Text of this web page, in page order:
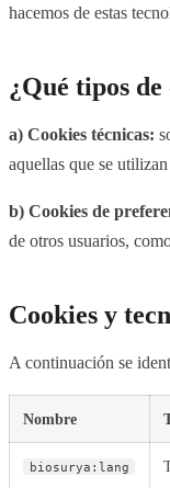
hacemos de estas
¿Qué tipos
a) Cookies técnicas:
aquellas que se
b) Cookies de
de otros usuarios,
Cookies y
A continuación se
Nombre
biosurya:lang